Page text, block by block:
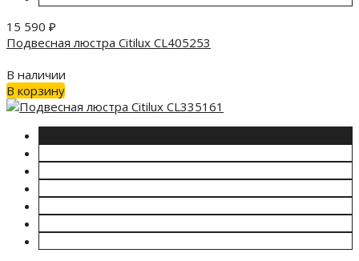
15 590 ₽
Подвесная люстра Citilux CL405253
В наличии
В корзину